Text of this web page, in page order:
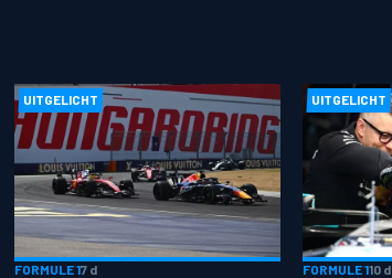
UITGELICHT
FORMULE 17 d
UITGELICHT
FORMULE 110 d